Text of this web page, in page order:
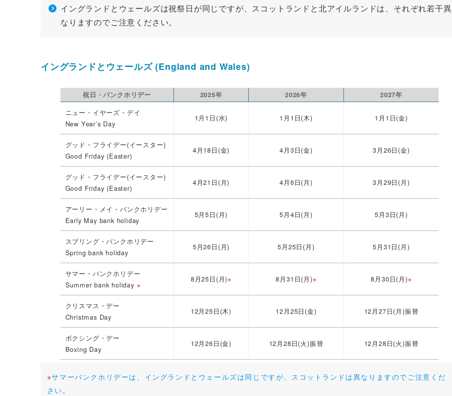
イングランドとウェールズは祝祭日が同じですが、スコットランドと北アイルランドは、それぞれ若干異
なりますのでご注意ください。
イングランドとウェールズ (England and Wales)
祝日・バンクホリデー 2025年 2026年 2027年
ニュー・イヤーズ・デイ
New Year’s Day
1月1日(水) 1月1日(木) 1月1日(金)
グッド・フライデー(イースター)
Good Friday (Easter)
4月18日(金) 4月3日(金) 3月26日(金)
グッド・フライデー(イースター)
Good Friday (Easter)
4月21日(月) 4月6日(月) 3月29日(月)
アーリー・メイ・バンクホリデー
Early May bank holiday
5月5日(月) 5月4日(月) 5月3日(月)
スプリング・バンクホリデー
Spring bank holiday
5月26日(月) 5月25日(月) 5月31日(月)
サマー・バンクホリデー
Summer bank holiday ※
8月25日(月)※ 8月31日(月)※ 8月30日(月)※
クリスマス・デー
Christmas Day
12月25日(木) 12月25日(金) 12月27日(月)振替
ボクシング・デー
Boxing Day
12月26日(金) 12月28日(火)振替 12月28日(火)振替
※サマーバンクホリデーは、イングランドとウェールズは同じですが、スコットランドは異なりますのでご注意くだ
さい。